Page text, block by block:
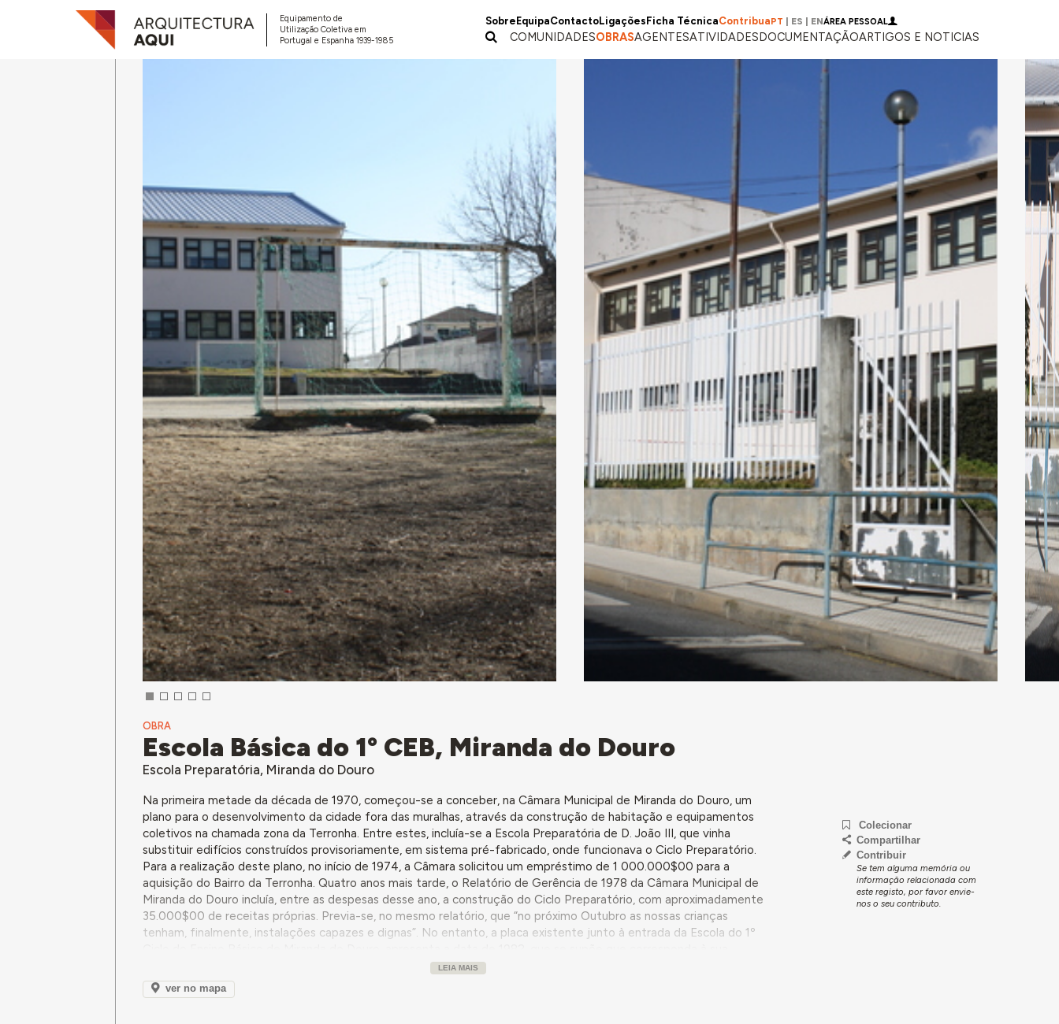
Equipamento de
Utilização Coletiva em
Portugal e Espanha 1939-1985
Sobre EquipaContactoLigações Ficha TécnicaContribuaPT ES ENÁREA PESSOAL
COMUNIDADESOBRASAGENTESATIVIDADESDOCUMENTAÇÃOARTIGOS E NOTICIAS
OBRA
Escola Básica do 1º CEB, Miranda do Douro
Escola Preparatória, Miranda do Douro
Na primeira metade da década de 1970, começou-se a conceber, na Câmara Municipal de Miranda do Douro, um
plano para o desenvolvimento da cidade fora das muralhas, através da construção de habitação e equipamentos
coletivos na chamada zona da Terronha. Entre estes, incluía-se a Escola Preparatória de D. João III, que vinha
substituir edifícios construídos provisoriamente, em sistema pré-fabricado, onde funcionava o Ciclo Preparatório.
Para a realização deste plano, no início de 1974, a Câmara solicitou um empréstimo de 1 000.000$00 para a
aquisição do Bairro da Terronha. Quatro anos mais tarde, o Relatório de Gerência de 1978 da Câmara Municipal de
Miranda do Douro incluía, entre as despesas desse ano, a construção do Ciclo Preparatório, com aproximadamente
35.000$00 de receitas próprias. Previa-se, no mesmo relatório, que “no próximo Outubro as nossas crianças
tenham, finalmente, instalações capazes e dignas”. No entanto, a placa existente junto à entrada da Escola do 1º
LEIA MAIS
ver no mapa
Colecionar
Compartilhar
Contribuir
Se tem alguma memória ou
informação relacionada com
este registo, por favor envie-
nos o seu contributo.